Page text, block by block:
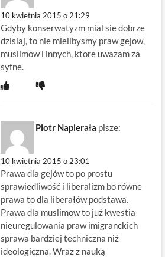
10 kwietnia 2015 o 21:29
Gdyby konserwatyzm mial sie dobrze
dzisiaj, to nie mielibysmy praw gejow,
muslimow i innych, ktore uwazam za
syfne.
Piotr Napierała pisze:
10 kwietnia 2015 o 23:01
Prawa dla gejów to po prostu
sprawiedliwość i liberalizm bo równe
prawa to dla liberałów podstawa.
Prawa dla muslimow to już kwestia
nieuregulowania praw imigranckich
sprawa bardziej techniczna niż
ideologiczna. Wraz z nauką